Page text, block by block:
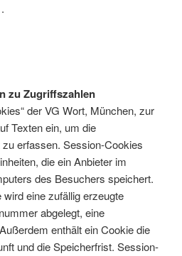
.
zu Zugriffszahlen
der VG Wort, München, zur
Texten ein, um die
erfassen. Session-Cookies
die ein Anbieter im
des Besuchers speichert.
eine zufällig erzeugte
abgelegt, eine
enthält ein Cookie die
und die Speicherfrist. Session-